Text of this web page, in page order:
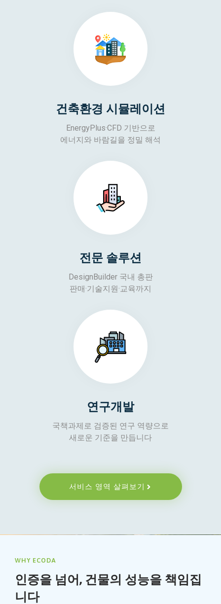
건축환경 시뮬레이션
EnergyPlus·CFD 기반으로
에너지와 바람길을 정밀 해석
전문 솔루션
DesignBuilder 국내 총판
판매·기술지원·교육까지
연구개발
국책과제로 검증된 연구 역량으로
새로운 기준을 만듭니다
서비스 영역 살펴보기
WHY ECODA
인증을 넘어, 건물의 성능을 책임집
니다